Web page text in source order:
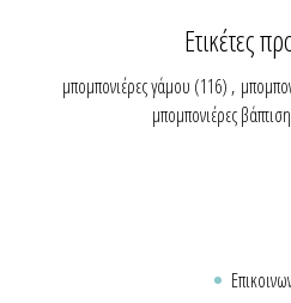
Ετικέτες
μπομπονιέρες γάμου (116) ,
μπομπονιέρες